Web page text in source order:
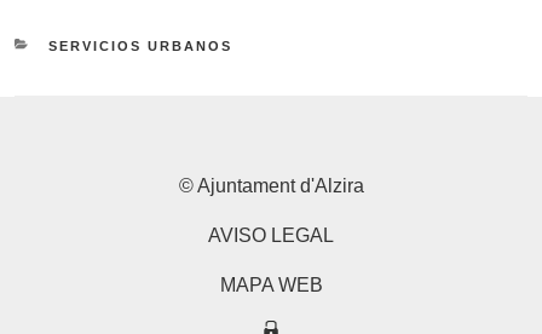
CATEGORÍAS
SERVICIOS URBANOS
© Ajuntament d'Alzira
AVISO LEGAL
MAPA WEB